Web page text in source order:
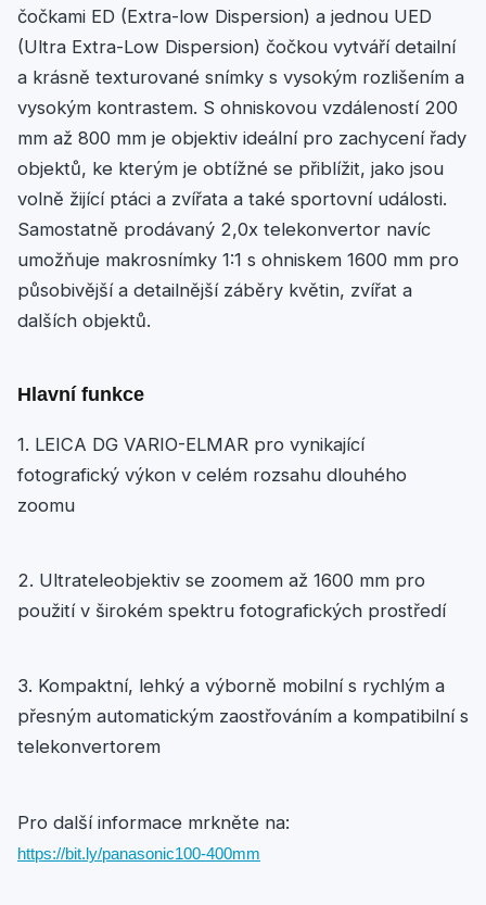
čočkami ED (Extra-low Dispersion) a jednou UED
(Ultra Extra-Low Dispersion) čočkou vytváří detailní
a krásně texturované snímky s vysokým rozlišením a
vysokým kontrastem. S ohniskovou vzdáleností 200
mm až 800 mm je objektiv ideální pro zachycení řady
objektů, ke kterým je obtížné se přiblížit, jako jsou
volně žijící ptáci a zvířata a také sportovní události.
Samostatně prodávaný 2,0x telekonvertor navíc
umožňuje makrosnímky 1:1 s ohniskem 1600 mm pro
působivější a detailnější záběry květin, zvířat a
dalších objektů.
Hlavní funkce
1. LEICA DG VARIO-ELMAR pro vynikající
fotografický výkon v celém rozsahu dlouhého
zoomu
2. Ultrateleobjektiv se zoomem až 1600 mm pro
použití v širokém spektru fotografických prostředí
3. Kompaktní, lehký a výborně mobilní s rychlým a
přesným automatickým zaostřováním a kompatibilní s
telekonvertorem
Pro další informace mrkněte na:
https://bit.ly/panasonic100-400mm